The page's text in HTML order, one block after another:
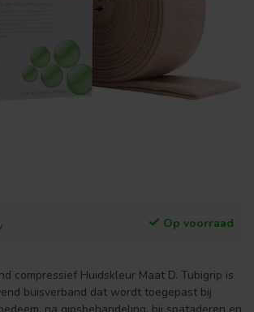
Op voorraad
compressief Huidskleur Maat D. Tubigrip is
buisverband dat wordt toegepast bij